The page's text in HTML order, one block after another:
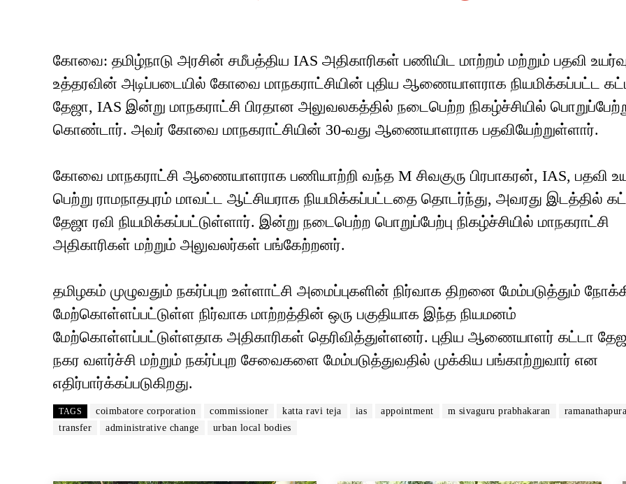
கோவை: தமிழ்நாடு அரசின் சமீபத்திய IAS அதிகாரிகள் பணியிட மாற்றம் மற்றும் பதவி
உத்தரவின் அடிப்படையில் கோவை மாநகராட்சியின் புதிய ஆணையாளராக நியமிக்கப்பட்ட
தேஜா, IAS இன்று மாநகராட்சி பிரதான அலுவலகத்தில் நடைபெற்ற நிகழ்ச்சியில்
கொண்டார். அவர் கோவை மாநகராட்சியின் 30-வது ஆணையாளராக பதவியேற்றுள்ளார்.
கோவை மாநகராட்சி ஆணையாளராக பணியாற்றி வந்த M சிவகுரு பிரபாகரன், IAS, பதவி
பெற்று ராமநாதபுரம் மாவட்ட ஆட்சியராக நியமிக்கப்பட்டதை தொடர்ந்து, அவரது இடத்தில்
தேஜா ரவி நியமிக்கப்பட்டுள்ளார். இன்று நடைபெற்ற பொறுப்பேற்பு நிகழ்ச்சியில் மாநகராட்சி
அதிகாரிகள் மற்றும் அலுவலர்கள் பங்கேற்றனர்.
தமிழகம் முழுவதும் நகர்ப்புற உள்ளாட்சி அமைப்புகளின் நிர்வாக திறனை மேம்படுத்தும்
மேற்கொள்ளப்பட்டுள்ள நிர்வாக மாற்றத்தின் ஒரு பகுதியாக இந்த நியமனம்
மேற்கொள்ளப்பட்டுள்ளதாக அதிகாரிகள் தெரிவித்துள்ளனர். புதிய ஆணையாளர் கட்டா
நகர வளர்ச்சி மற்றும் நகர்ப்புற சேவைகளை மேம்படுத்துவதில் முக்கிய பங்காற்றுவார் என
எதிர்பார்க்கப்படுகிறது.
TAGS coimbatore corporation commissioner katta ravi teja ias appointment m sivaguru prabhakaran
transfer
administrative change urban local bodies